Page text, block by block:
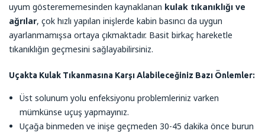
uyum gösterememesinden kaynaklanan kulak tıkanıklığı ve
ağrılar, çok hızlı yapılan inişlerde kabin basıncı da uygun
ayarlanmamışsa ortaya çıkmaktadır. Basit birkaç hareketle
tıkanıklığın geçmesini sağlayabilirsiniz.
Uçakta Kulak Tıkanmasına Karşı Alabileceğiniz Bazı Önlemler:
Üst solunum yolu enfeksiyonu problemleriniz varken
mümkünse uçuş yapmayınız.
Uçağa binmeden ve inişe geçmeden 30-45 dakika önce burun